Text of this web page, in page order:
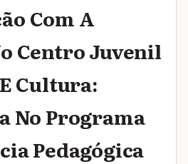
Com A
Centro Juvenil
Cultura:
No Programa
Pedagógica